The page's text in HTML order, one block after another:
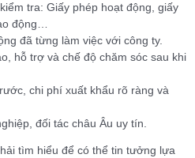
tra: Giấy phép hoạt động, giấy
động…
đã từng làm việc với công ty.
hỗ trợ và chế độ chăm sóc sau khi
chi phí xuất khẩu rõ ràng và
đối tác châu Âu uy tín.
tìm hiểu để có thể tin tưởng lựa